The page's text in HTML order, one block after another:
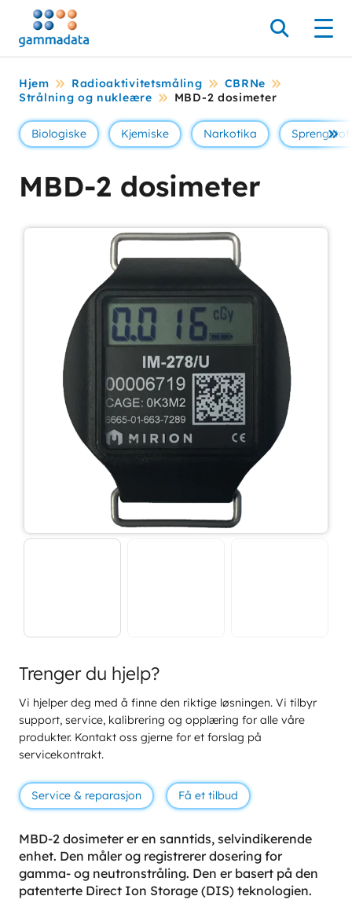
Hopp
hovedinnholdett
Søk
Hjem Radioaktivitetsmåling
CBRNe
Strålning og nukleære
MBD-2 dosimeter
Biologiske Kjemiske Narkotika Se
MBD-2 dosimeter
Trenger du hjelp?
Vi hjelper deg med å finne den riktige løsningen. Vi tilbyr
support, service, kalibrering og opplæring for alle våre
produkter. Kontakt oss gjerne for et forslag på
servicekontrakt.
Service & reparasjon Få et tilbud
MBD-2 dosimeter er en sanntids, selvindikerende
enhet. Den måler og registrerer dosering for
gamma- og neutronstråling. Den er basert på den
patenterte Direct Ion Storage (DIS) teknologien.